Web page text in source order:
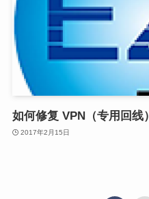
如何修复 VPN（专用回线
2017年2月15日